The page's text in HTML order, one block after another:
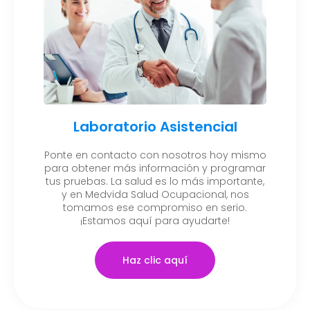
Laboratorio Asistencial
Ponte en contacto con nosotros hoy mismo
para obtener más información y programar
tus pruebas. La salud es lo más importante,
y en Medvida Salud Ocupacional, nos
tomamos ese compromiso en serio.
¡Estamos aquí para ayudarte!
Haz clic aquí